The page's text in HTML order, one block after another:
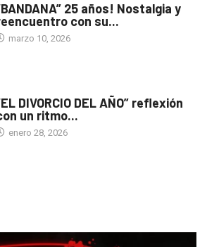
25 años! Nostalgia y
con su...
marzo 10, 2026
DIVORCIO DEL AÑO” reflexión
un ritmo...
enero 28, 2026